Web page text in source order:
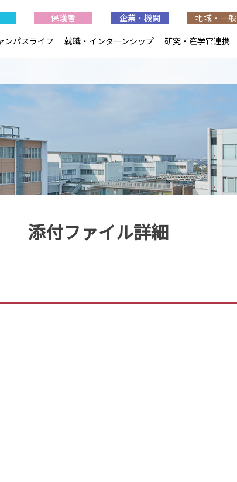
添付ファイル詳細
保護者 企業・機関
地域・一般
ンパスライフ 就職・インターンシップ 研究・産学官連携